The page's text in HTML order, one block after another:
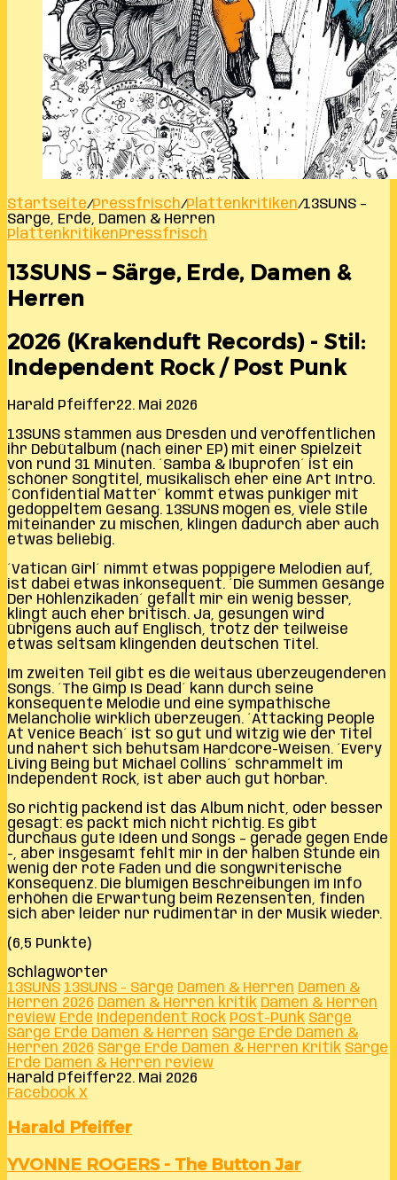
Startseite/Pressfrisch/Plattenkritiken/13SUNS –
Särge, Erde, Damen & Herren
PlattenkritikenPressfrisch
13SUNS – Särge, Erde, Damen &
Herren
2026 (Krakenduft Records) - Stil:
Independent Rock / Post Punk
Harald Pfeiffer22. Mai 2026
13SUNS stammen aus Dresden und veröffentlichen
ihr Debütalbum (nach einer EP) mit einer Spielzeit
von rund 31 Minuten. ´Samba & Ibuprofen´ ist ein
schöner Songtitel, musikalisch eher eine Art Intro.
´Confidential Matter´ kommt etwas punkiger mit
gedoppeltem Gesang. 13SUNS mögen es, viele Stile
miteinander zu mischen, klingen dadurch aber auch
etwas beliebig.
´Vatican Girl´ nimmt etwas poppigere Melodien auf,
ist dabei etwas inkonsequent. ´Die Summen Gesänge
Der Höhlenzikaden´ gefällt mir ein wenig besser,
klingt auch eher britisch. Ja, gesungen wird
übrigens auch auf Englisch, trotz der teilweise
etwas seltsam klingenden deutschen Titel.
Im zweiten Teil gibt es die weitaus überzeugenderen
Songs. ´The Gimp Is Dead´ kann durch seine
konsequente Melodie und eine sympathische
Melancholie wirklich überzeugen. ´Attacking People
At Venice Beach´ ist so gut und witzig wie der Titel
und nähert sich behutsam Hardcore-Weisen. ´Every
Living Being but Michael Collins´ schrammelt im
Independent Rock, ist aber auch gut hörbar.
So richtig packend ist das Album nicht, oder besser
gesagt: es packt mich nicht richtig. Es gibt
durchaus gute Ideen und Songs – gerade gegen Ende
-, aber insgesamt fehlt mir in der halben Stunde ein
wenig der rote Faden und die songwriterische
Konsequenz. Die blumigen Beschreibungen im Info
erhöhen die Erwartung beim Rezensenten, finden
sich aber leider nur rudimentär in der Musik wieder.
(6,5 Punkte)
Schlagwörter
13SUNS 13SUNS - Särge Damen & Herren Damen &
Herren 2026 Damen & Herren kritik Damen & Herren
review Erde Independent Rock Post-Punk Särge
Särge Erde Damen & Herren Särge Erde Damen &
Herren 2026 Särge Erde Damen & Herren Kritik Särge
Erde Damen & Herren review
Harald Pfeiffer22. Mai 2026
Facebook X
E-
Mail
Harald Pfeiffer
YVONNE
ROGERS
YVONNE ROGERS - The Button Jar